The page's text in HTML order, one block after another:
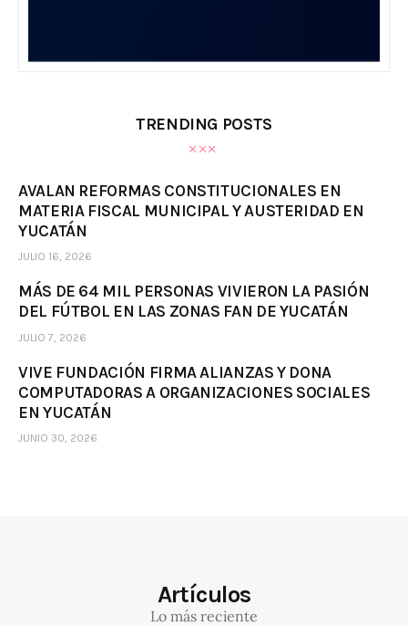
TRENDING POSTS
AVALAN REFORMAS CONSTITUCIONALES EN
MATERIA FISCAL MUNICIPAL Y AUSTERIDAD EN
YUCATÁN
JULIO 16, 2026
MÁS DE 64 MIL PERSONAS VIVIERON LA PASIÓN
DEL FÚTBOL EN LAS ZONAS FAN DE YUCATÁN
JULIO 7, 2026
VIVE FUNDACIÓN FIRMA ALIANZAS Y DONA
COMPUTADORAS A ORGANIZACIONES SOCIALES
EN YUCATÁN
JUNIO 30, 2026
Artículos
Lo más reciente